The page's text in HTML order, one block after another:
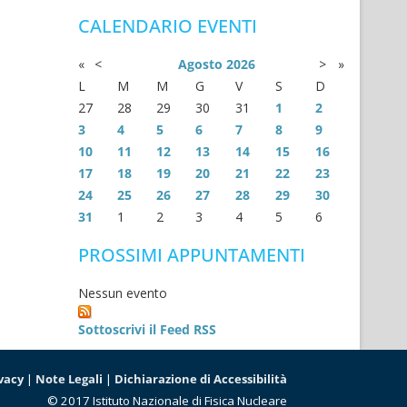
CALENDARIO EVENTI
« < Agosto 2026 >
»
L
M M G V S
D
27
28 29 30 31 1
2
3
4 5 6 7 8
9
10
11 12 13 14 15
16
17
18 19 20 21 22
23
24
25 26 27 28 29
30
31
1 2 3 4 5 6
PROSSIMI APPUNTAMENTI
Nessun evento
Sottoscrivi il Feed RSS
| Note Legali | Dichiarazione di Accessibilità
© 2017 Istituto Nazionale di Fisica Nucleare